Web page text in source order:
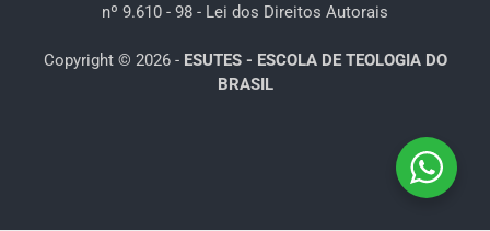
nº 9.610 - 98 - Lei dos Direitos Autorais
Copyright © 2026 - ESUTES - ESCOLA DE TEOLOGIA DO
BRASIL